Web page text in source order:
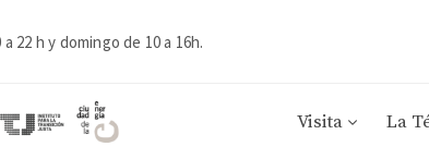
22 h y domingo de 10 a 16h.
Visita La